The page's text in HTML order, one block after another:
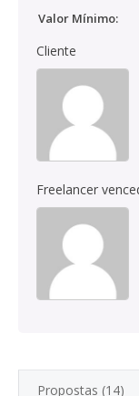
Valor Mínimo:
Cliente
Freelancer
Propostas (14)